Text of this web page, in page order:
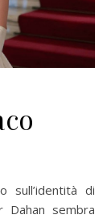
Dahan sembra